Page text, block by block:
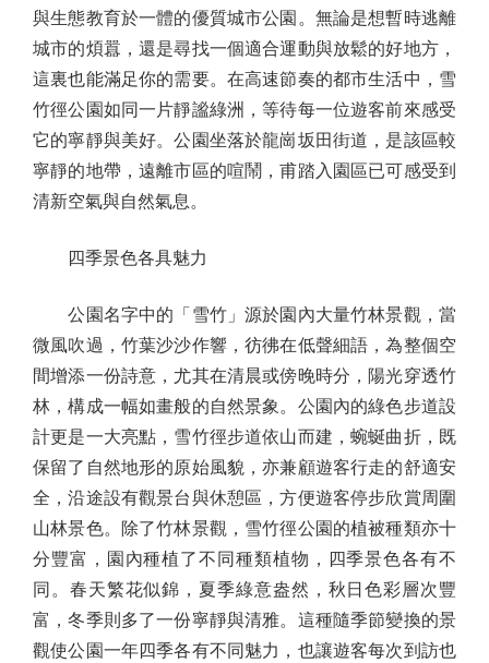
與生態教育於一體的優質城市公園。無論是想暫時逃離
城市的煩囂，還是尋找一個適合運動與放鬆的好地方，
這裏也能滿足你的需要。在高速節奏的都市生活中，雪
竹徑公園如同一片靜謐綠洲，等待每一位遊客前來感受
它的寧靜與美好。公園坐落於龍崗坂田街道，是該區較
寧靜的地帶，遠離市區的喧鬧，甫踏入園區已可感受到
清新空氣與自然氣息。
四季景色各具魅力
公園名字中的「雪竹」源於園內大量竹林景觀，當
微風吹過，竹葉沙沙作響，彷彿在低聲細語，為整個空
間增添一份詩意，尤其在清晨或傍晚時分，陽光穿透竹
林，構成一幅如畫般的自然景象。公園內的綠色步道設
計更是一大亮點，雪竹徑步道依山而建，蜿蜒曲折，既
保留了自然地形的原始風貌，亦兼顧遊客行走的舒適安
全，沿途設有觀景台與休憩區，方便遊客停步欣賞周圍
山林景色。除了竹林景觀，雪竹徑公園的植被種類亦十
分豐富，園內種植了不同種類植物，四季景色各有不
同。春天繁花似錦，夏季綠意盎然，秋日色彩層次豐
富，冬季則多了一份寧靜與清雅。這種隨季節變換的景
觀使公園一年四季各有不同魅力，也讓遊客每次到訪也